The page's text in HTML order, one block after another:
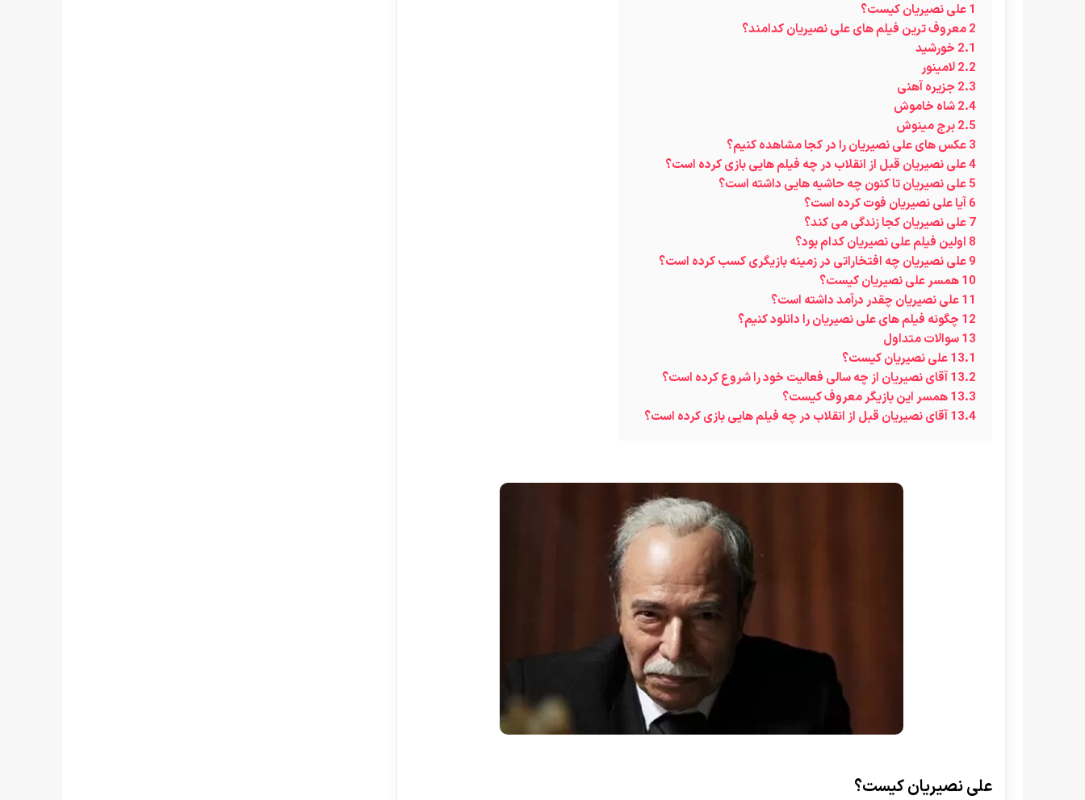
1علی نصیریان کیست؟
2معروف ترین فیلم های علی نصیریان کدامند؟
2.1 خورشید
2.2لامینور
2.3 جزیره آهنی
2.4شاه خاموش
2.5برج مینوش
3عکس های علی نصیریان را در کجا مشاهده کنیم؟
4علی نصیریان قبل از انقلاب در چه فیلم هایی بازی کرده است؟
5علی نصیریان تا کنون چه حاشیه هایی داشته است؟
6آیا علی نصیریان فوت کرده است؟
7علی نصیریان کجا زندگی می کند؟
8 اولین فیلم علی نصیریان کدام بود؟
9علی نصیریان چه افتخاراتی در زمینه بازیگری کسب کرده است؟
10همسر علی نصیریان کیست؟
11علی نصیریان چقدر درآمد داشته است؟
12 چگونه فیلم های علی نصیریان را دانلود کنیم؟
13سوالات متداول
13.1علی نصیریان کیست؟
13.2آقای نصیریان از چه سالی فعالیت خود را شروع کرده است؟
13.3همسر این بازیگر معروف کیست؟
13.4آقای نصیریان قبل از انقلاب در چه فیلم هایی بازی کرده است؟
علی نصیریان کیست؟